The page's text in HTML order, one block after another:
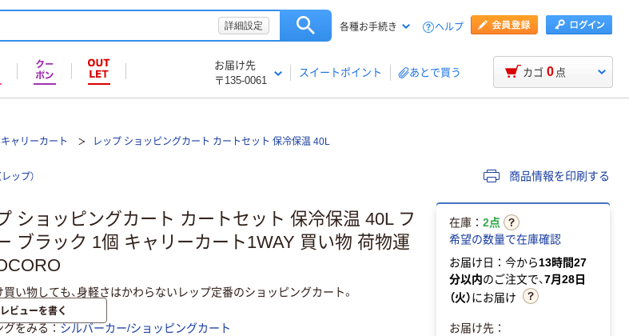
詳細設定 各種お手続き ヘルプ
お届け先
〒135-0061
スイートポイント あとで買う カゴ 0 点
キャリーカート レップ ショッピングカート カートセット 保冷保温 40L
レップ） 商品情報を印刷する
ショッピングカート カートセット 保冷保温 40L フ
ブラック 1個 キャリーカート1WAY 買い物 荷物運
買い物しても、身軽さはかわらないレップ定番のショッピングカート。
レビューを書く
グをみる シルバーカー/ショッピングカート
在庫： 2点
希望の数量で在庫確認
お届け日：今から13時間27
分以内のご注文で、7月28日
（火）にお届け
お届け先：